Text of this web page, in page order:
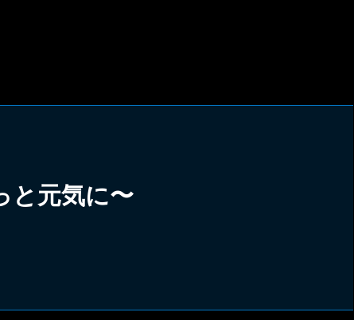
元気に〜